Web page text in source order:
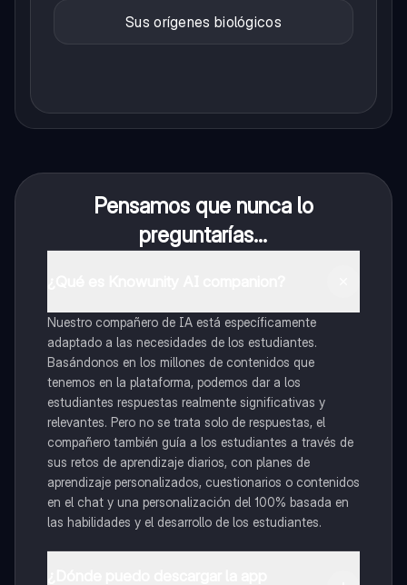
Sus orígenes biológicos
Pensamos que nunca lo
preguntarías...
Nuestro compañero de IA está específicamente
adaptado a las necesidades de los estudiantes.
Basándonos en los millones de contenidos que
tenemos en la plataforma, podemos dar a los
estudiantes respuestas realmente significativas y
relevantes. Pero no se trata solo de respuestas, el
compañero también guía a los estudiantes a través de
sus retos de aprendizaje diarios, con planes de
aprendizaje personalizados, cuestionarios o contenidos
en el chat y una personalización del 100% basada en
las habilidades y el desarrollo de los estudiantes.